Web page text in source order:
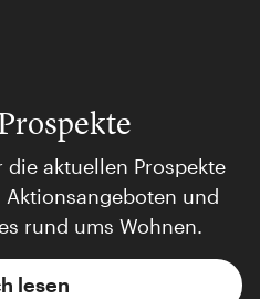
aktuellen Prospekte
und
rund ums Wohnen.
lesen